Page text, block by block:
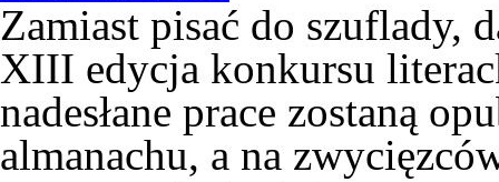
Zamiast pisać do szuflady,
XIII edycja konkursu
nadesłane prace zostaną
almanachu, a na